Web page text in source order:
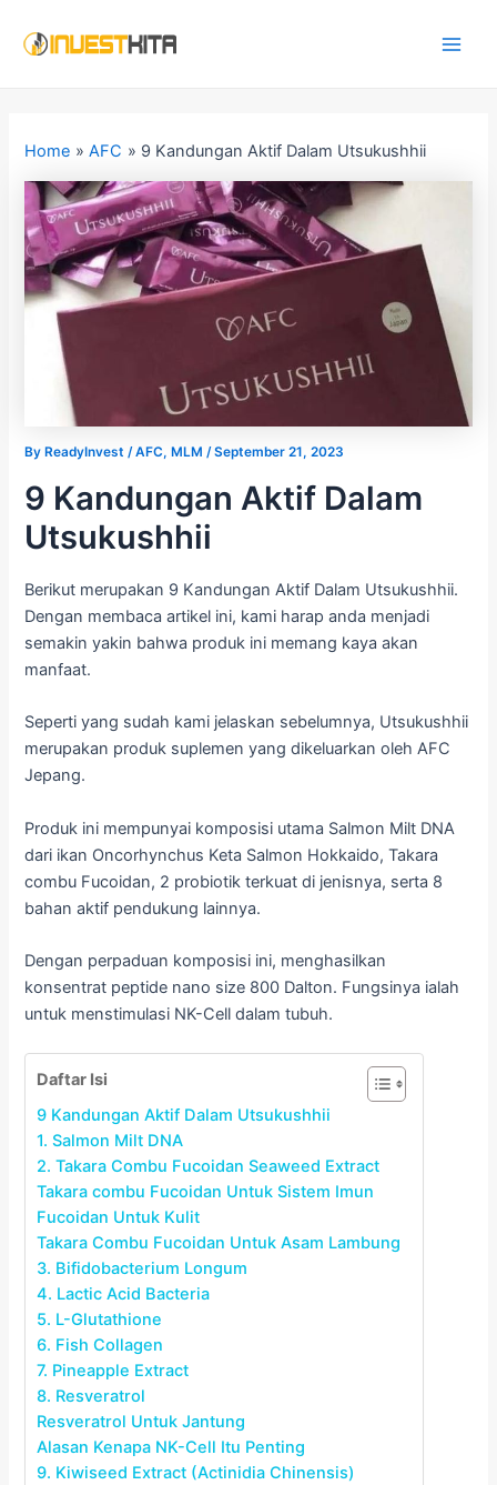
Home AFC 9 Kandungan Aktif Dalam Utsukushhii
By ReadyInvest/AFC, MLM /September 21, 2023
9 Kandungan Aktif Dalam
Utsukushhii
Berikut merupakan 9 Kandungan Aktif Dalam Utsukushhii.
Dengan membaca artikel ini, kami harap anda menjadi
semakin yakin bahwa produk ini memang kaya akan
manfaat.
Seperti yang sudah kami jelaskan sebelumnya, Utsukushhii
merupakan produk suplemen yang dikeluarkan oleh AFC
Jepang.
Produk ini mempunyai komposisi utama Salmon Milt DNA
dari ikan Oncorhynchus Keta Salmon Hokkaido, Takara
combu Fucoidan, 2 probiotik terkuat di jenisnya, serta 8
bahan aktif pendukung lainnya.
Dengan perpaduan komposisi ini, menghasilkan
konsentrat peptide nano size 800 Dalton. Fungsinya ialah
untuk menstimulasi NK-Cell dalam tubuh.
Daftar Isi
9 Kandungan Aktif Dalam Utsukushhii
1. Salmon Milt DNA
2. Takara Combu Fucoidan Seaweed Extract
Takara combu Fucoidan Untuk Sistem Imun
Fucoidan Untuk Kulit
Takara Combu Fucoidan Untuk Asam Lambung
3. Bifidobacterium Longum
4. Lactic Acid Bacteria
5. L-Glutathione
6. Fish Collagen
7. Pineapple Extract
8. Resveratrol
Resveratrol Untuk Jantung
Alasan Kenapa NK-Cell Itu Penting
9. Kiwiseed Extract (Actinidia Chinensis)
navigation